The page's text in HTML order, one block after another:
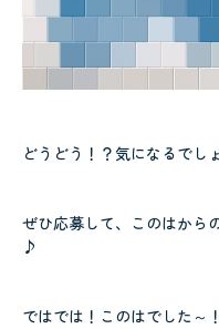
どうどう！？気になるでし
ぜひ応募して、このはから
♪
ではでは！このはでした～！